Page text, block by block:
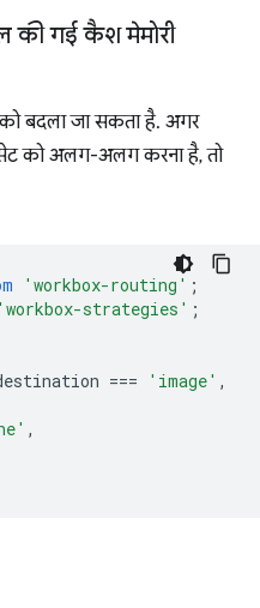
की गई कैश मेमोरी
बदला जा सकता है. अगर
को अलग-अलग करना है, तो
'workbox-routing' ;
'workbox-strategies' ;
=== 'image' ,
,